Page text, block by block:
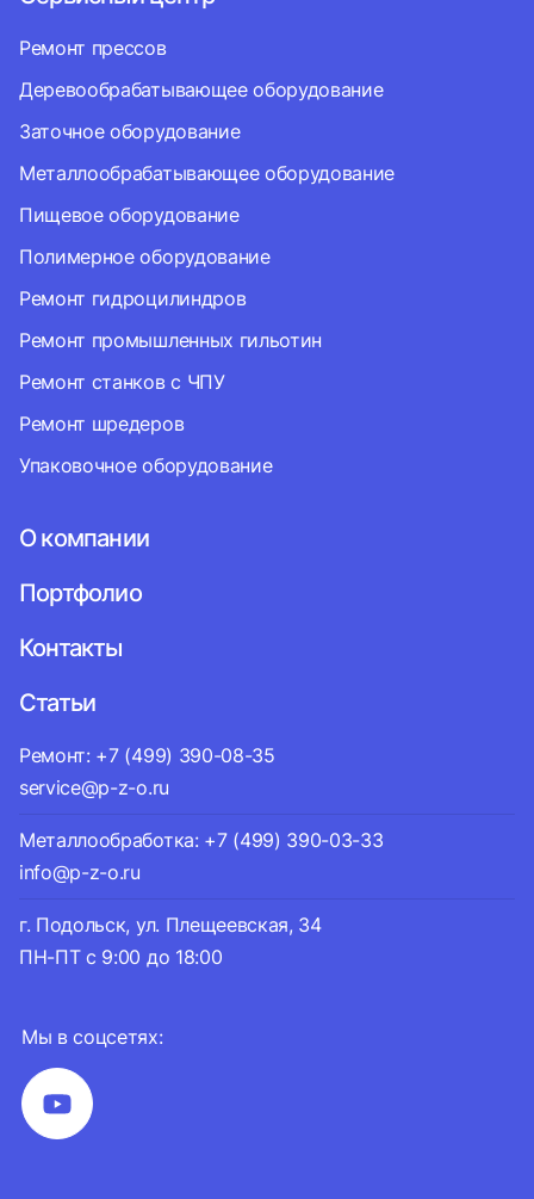
Мы в соцсетях:
Ремонт прессов
Деревообрабатывающее оборудование
Заточное оборудование
Металлообрабатывающее оборудование
Пищевое оборудование
Полимерное оборудование
Ремонт гидроцилиндров
Ремонт промышленных гильотин
Ремонт станков с ЧПУ
Ремонт шредеров
Упаковочное оборудование
О компании
Портфолио
Контакты
Статьи
Ремонт: +7 (499) 390-08-35
service@p-z-o.ru
Металлообработка: +7 (499) 390-03-33
info@p-z-o.ru
г. Подольск, ул. Плещеевская, 34
ПН-ПТ с 9:00 до 18:00